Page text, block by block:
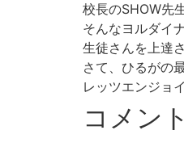
校長のSHOW先
そんなヨルダイ
生徒さんを上達
さて、ひるがの
レッツエンジョ
コメン